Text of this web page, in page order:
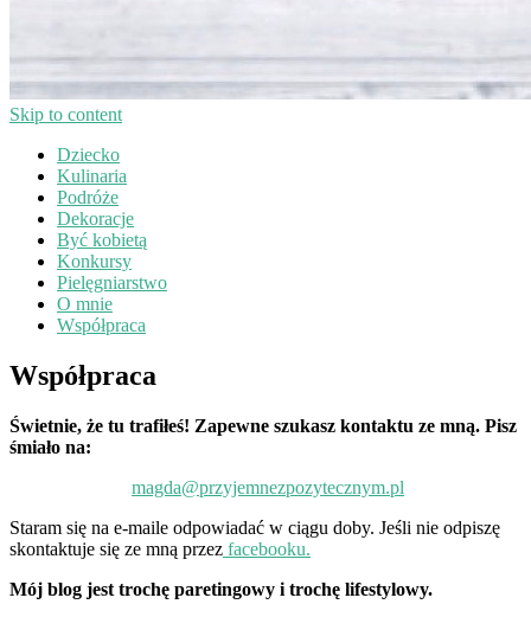
Skip to content
Dziecko
Kulinaria
Podróże
Dekoracje
Być kobietą
Konkursy
Pielęgniarstwo
O mnie
Współpraca
Współpraca
Świetnie, że tu trafiłeś! Zapewne szukasz kontaktu ze mną. Pisz
śmiało na:
magda@przyjemnezpozytecznym.pl
Staram się na e-maile odpowiadać w ciągu doby. Jeśli nie odpiszę
skontaktuje się ze mną przez facebooku.
Mój blog jest trochę paretingowy i trochę lifestylowy.